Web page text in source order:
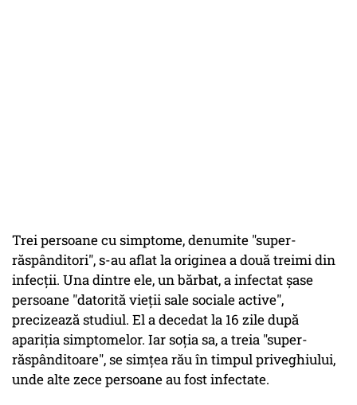
Trei persoane cu simptome, denumite "super-
răspânditori", s-au aflat la originea a două treimi din
infecţii. Una dintre ele, un bărbat, a infectat şase
persoane "datorită vieţii sale sociale active",
precizează studiul. El a decedat la 16 zile după
apariţia simptomelor. Iar soţia sa, a treia "super-
răspânditoare", se simţea rău în timpul priveghiului,
unde alte zece persoane au fost infectate.